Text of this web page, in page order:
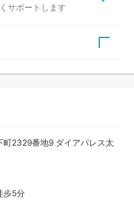
サポートします
を生かした豊富な知識
談など、幅広い経験を
いることが特徴です。
町2329番地9 ダイアパレス太
歩5分